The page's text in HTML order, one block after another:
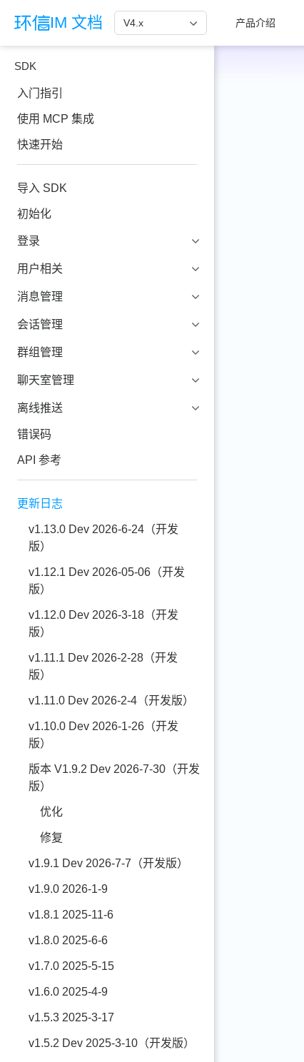
IM 文档 V4.x 产品介绍
SDK
入门指引
使用 MCP 集成
快速开始
导入 SDK
初始化
登录
用户相关
消息管理
会话管理
群组管理
聊天室管理
离线推送
错误码
API 参考
更新日志
v1.13.0 Dev 2026-6-24（开发
版）
v1.12.1 Dev 2026-05-06（开发
版）
v1.12.0 Dev 2026-3-18（开发
版）
v1.11.1 Dev 2026-2-28（开发
版）
v1.11.0 Dev 2026-2-4（开发版）
v1.10.0 Dev 2026-1-26（开发
版）
版本 V1.9.2 Dev 2026-7-30（开发
版）
优化
修复
v1.9.1 Dev 2026-7-7（开发版）
v1.9.0 2026-1-9
v1.8.1 2025-11-6
v1.8.0 2025-6-6
v1.7.0 2025-5-15
v1.6.0 2025-4-9
v1.5.3 2025-3-17
v1.5.2 Dev 2025-3-10（开发版）